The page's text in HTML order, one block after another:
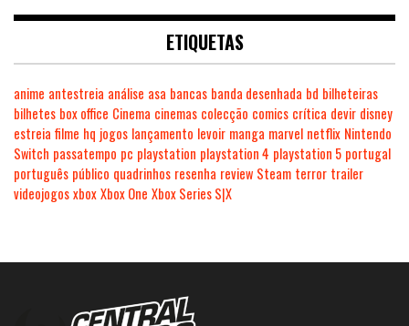
ETIQUETAS
anime antestreia análise asa bancas banda desenhada bd bilheteiras
bilhetes box office Cinema cinemas colecção comics crítica devir disney
estreia filme hq jogos lançamento levoir manga marvel netflix Nintendo
Switch passatempo pc playstation playstation 4 playstation 5 portugal
português público quadrinhos resenha review Steam terror trailer
videojogosxboxXbox One Xbox Series S|X